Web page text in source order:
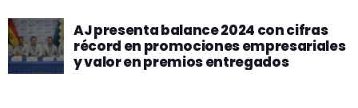
AJ presenta balance 2024 con cifras
récord en promociones empresariales
y valor en premios entregados